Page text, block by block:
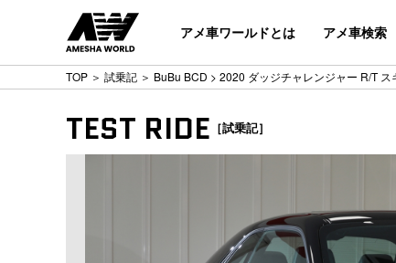
アメ車ワールドとは アメ車検索
TOP ＞ 試乗記 ＞ BuBu BCD > 2020 ダッジチャレンジャー R/T ス
TEST RIDE ［試乗記］